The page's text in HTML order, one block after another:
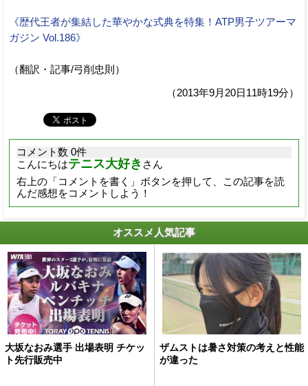
《歴代王者が集結した華やかな式典を特集！ATP男子ツアーマ
ガジン Vol.186》
（翻訳・記事/弓削忠則）
（2013年9月20日11時19分）
コメント数 0件
こんにちはテニス大好き さん
右上の「コメントを書く」ボタンを押して、この記事を読
んだ感想をコメントしよう！
オススメ人気記事
大坂なおみ選手 出場表明 チケッ
ト先行販売中
ザムストは暑さ対策の考えと性能
が違った